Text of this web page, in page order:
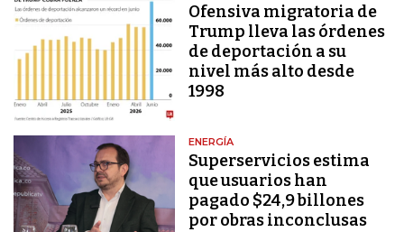
Ofensiva migratoria de
Trump lleva las órdenes
de deportación a su
nivel más alto desde
1998
ENERGÍA
Superservicios estima
que usuarios han
pagado $24,9 billones
por obras inconclusas